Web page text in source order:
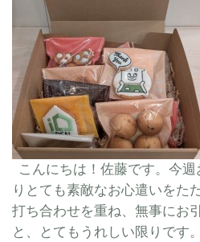
こんにちは！佐藤です。今
りとても素敵なお心遣いをた
打ち合わせを重ね、無事にお
と、とてもうれしい限りです